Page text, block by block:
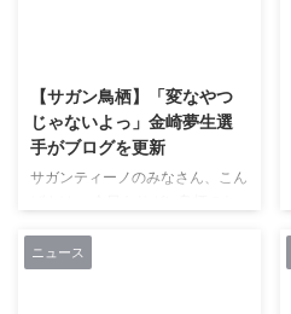
【サガン鳥栖】「変なやつ
じゃないよっ」金崎夢生選
手がブログを更新
サガンティーノのみなさん、こん
金崎夢生選手のブログが更新され
ました。 今回のテーマは、「写
ニュース